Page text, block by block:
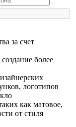
за счет
более
логотипов
как матовое,
от стиля